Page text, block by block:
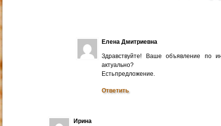
Елена Дмитриевна
Здравствуйте! Ваше объявление по
актуально?
Есть предложение.
Ответить
Ирина